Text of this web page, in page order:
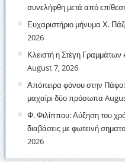
συνελήφθη μετά από
Ευχαριστήριο μήνυμα Χ.
2026
Κλειστή η Στέγη Γραμμάτων
August 7, 2026
Απόπειρα φόνου στην Πάφο:
μαχαίρι δύο πρόσωπα
Φ. Φιλίππου: Αύξηση του
διαβάσεις με φωτεινή
2026